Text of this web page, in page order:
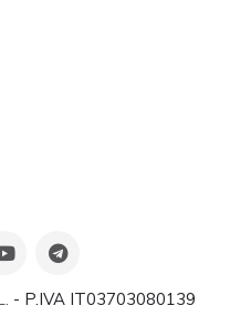
- P.IVA IT03703080139